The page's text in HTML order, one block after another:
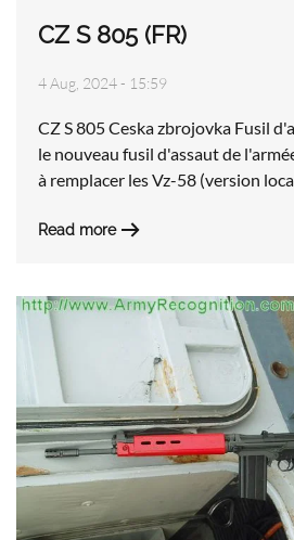
CZ S 805 (FR)
4 Aug, 2024 - 15:59
CZ S 805 Ceska zbrojovka Fusil
le nouveau fusil d'assaut de
à remplacer les Vz-58 (version
Read more